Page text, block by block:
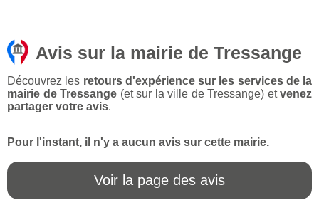
Avis sur la mairie de Tressange
Découvrez les retours d'expérience sur les services de la
mairie de Tressange (et sur la ville de Tressange) etvenez
partager votre avis.
Pour l'instant, il n'y a aucun avis sur cette mairie.
Voir la page des avis